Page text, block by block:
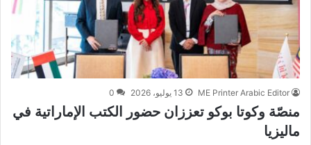
ME Printer Arabic Editor 13 يوليو، 2026 0
منصّة وكوتا بوكو تعززان حضور الكتب الإماراتية في
ماليزيا